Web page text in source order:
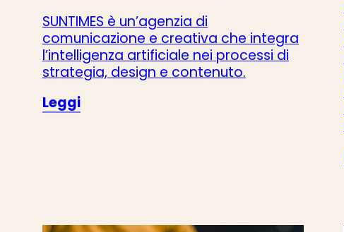
SUNTIMES è un’agenzia di
comunicazione e creativa che integra
l’intelligenza artificiale nei processi di
strategia, design e contenuto.
Leggi